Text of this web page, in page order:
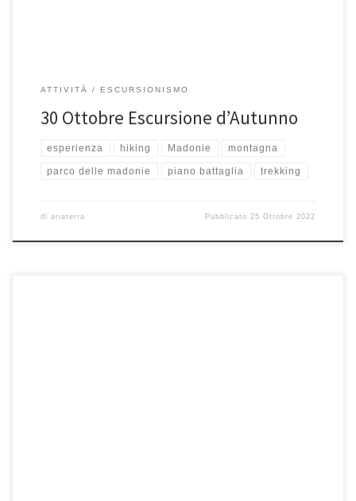
ATTIVITÀ ESCURSIONISMO
30 Ottobre Escursione d’Autunno
esperienza hiking Madonie montagna
parco delle madonie piano battaglia trekking
di ariaterra Pubblicato25 Ottobre 2022